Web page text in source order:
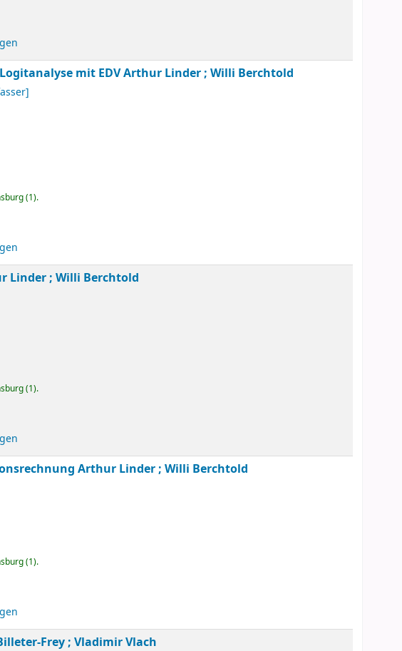
mit EDVArthur Linder ; Willi Berchtold
(1).
Linder ; Willi Berchtold
(1).
Arthur Linder ; Willi Berchtold
(1).
Frey ; Vladimir Vlach